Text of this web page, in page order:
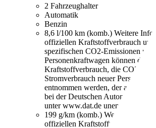
2 Fahrzeughalter
Automatik
Benzin
8,6 l/100 km (komb.) Weitere
offiziellen Kraftstoffverbrauch und
spezifischen CO2-Emissionen neuer
Personenkraftwagen können dem
Kraftstoffverbrauch, die CO2-
Stromverbrauch neuer
entnommen werden, der an allen
bei der Deutschen Automobil
unter www.dat.de unentgeltlich
199 g/km (komb.) Weitere
offiziellen Kraftstoffverbrauch und